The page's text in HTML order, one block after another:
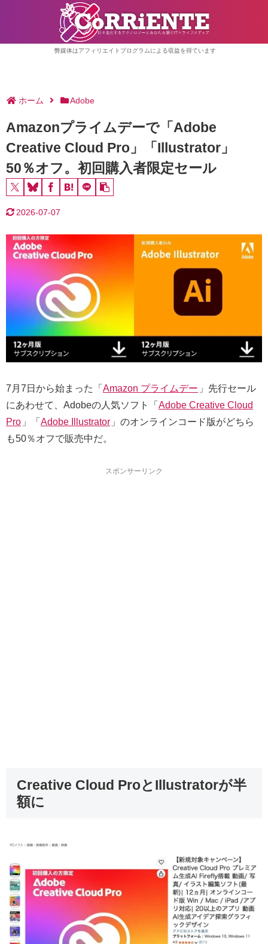
弊媒体はアフィリエイトプログラムによる収益を得ています
ホーム Adobe
Amazonプライムデーで「Adobe
Creative Cloud Pro」「Illustrator」
50％オフ。初回購入者限定セール
2026-07-07
7月7日から始まった「 Amazon プライムデー 」先行セール
にあわせて、Adobeの人気ソフト「 Adobe Creative Cloud
Pro 」「 Adobe Illustrator 」のオンラインコード版がどちら
も50％オフで販売中だ。
スポンサーリンク
Creative Cloud ProとIllustratorが半
額に